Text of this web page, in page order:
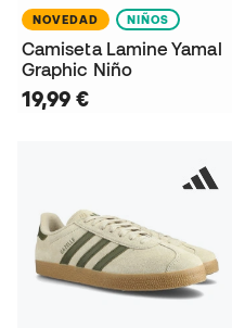
NOVEDAD NIÑOS
Camiseta Lamine Yamal
Graphic Niño
19,99 €